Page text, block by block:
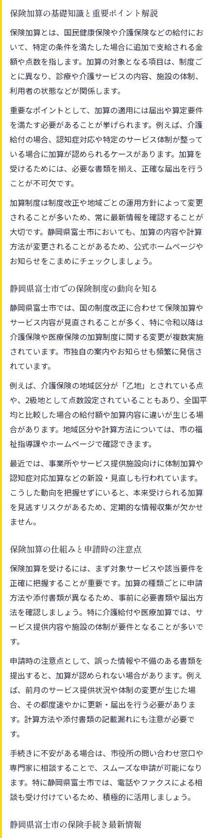
保険申請時に押さえたい加算制度の特徴
静岡県富士市の保険加算対象や範囲を解説
保険加算の変更点と対応策を確認しよう
加算を理解して保険申請をスムーズに
保険加算の理解が申請成功の鍵になる理由
静岡県富士市の保険手続きで役立つ知識
加算制度を活用した申請の流れとポイント
保険申請でのよくある疑問と解決方法
保険加算の情報収集におすすめの方法とは
地域区分乙地とは何か徹底解説
地域区分乙地の意味と保険加算への影響
保険加算に必要な地域区分乙地の知識
地域区分乙地の変更点と最新情報まとめ
保険申請時に注意すべき地域区分乙地の扱
い
保険加算の計算方法をやさしく解説
静岡県富士市での加算計算の具体例
計算時に知っておきたい保険加算の注意点
地域区分乙地が加算計算に及ぼす影響
介護保険の地域区分別加算計算の要点
介護保険の地域別加算と注意点
介護保険における地域別加算の基礎知識
静岡県富士市での介護加算の特徴を解説
介護保険加算で特に注意すべきポイント
地域区分乙地が介護保険に与える影響とは
保険加算の基礎知識と重要ポイント解説
保険加算とは、国民健康保険や介護保険などの給付にお
いて、特定の条件を満たした場合に追加で支給される金
額や点数を指します。加算の対象となる項目は、制度ご
とに異なり、診療や介護サービスの内容、施設の体制、
利用者の状態などが関係します。
重要なポイントとして、加算の適用には届出や算定要件
を満たす必要があることが挙げられます。例えば、介護
給付の場合、認知症対応や特定のサービス体制が整って
いる場合に加算が認められるケースがあります。加算を
受けるためには、必要な書類を揃え、正確な届出を行う
ことが不可欠です。
加算制度は制度改正や地域ごとの運用方針によって変更
されることが多いため、常に最新情報を確認することが
大切です。静岡県富士市においても、加算の内容や計算
方法が変更されることがあるため、公式ホームページや
お知らせをこまめにチェックしましょう。
静岡県富士市での保険制度の動向を知る
静岡県富士市では、国の制度改正に合わせて保険加算や
サービス内容が見直されることが多く、特に令和以降は
介護保険や医療保険の加算制度に関する変更が複数実施
されています。市独自の案内やお知らせも頻繁に発信さ
れています。
例えば、介護保険の地域区分が「乙地」とされている点
や、2級地として点数設定されていることもあり、全国平
均と比較した場合の給付額や加算内容に違いが生じる場
合があります。地域区分や計算方法については、市の福
祉指導課やホームページで確認できます。
最近では、事業所やサービス提供施設向けに体制加算や
認知症対応加算などの新設・見直しも行われています。
こうした動向を把握せずにいると、本来受けられる加算
を見逃すリスクがあるため、定期的な情報収集が欠かせ
ません。
保険加算の仕組みと申請時の注意点
保険加算を受けるには、まず対象サービスや該当要件を
正確に把握することが重要です。加算の種類ごとに申請
方法や添付書類が異なるため、事前に必要書類や届出方
法を確認しましょう。特に介護給付や医療加算では、サ
ービス提供内容や施設の体制が要件となることが多いで
す。
申請時の注意点として、誤った情報や不備のある書類を
提出すると、加算が認められない場合があります。例え
ば、前月のサービス提供状況や体制の変更が生じた場
合、その都度速やかに更新・届出を行う必要がありま
す。計算方法や添付書類の記載漏れにも注意が必要で
す。
手続きに不安がある場合は、市役所の問い合わせ窓口や
専門家に相談することで、スムーズな申請が可能になり
ます。特に静岡県富士市では、電話やファクスによる相
談も受け付けているため、積極的に活用しましょう。
静岡県富士市の保険手続き最新情報